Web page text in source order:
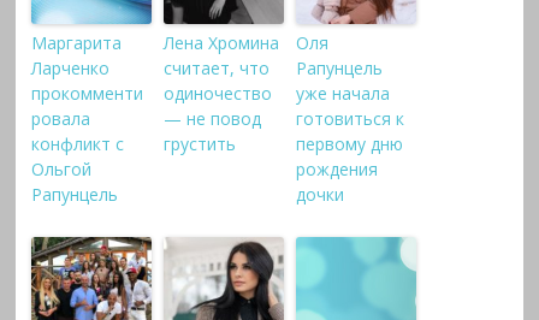
Маргарита
Ларченко
прокомменти
ровала
конфликт с
Ольгой
Рапунцель
Лена Хромина
считает, что
одиночество
— не повод
грустить
Оля
Рапунцель
уже начала
готовиться к
первому дню
рождения
дочки